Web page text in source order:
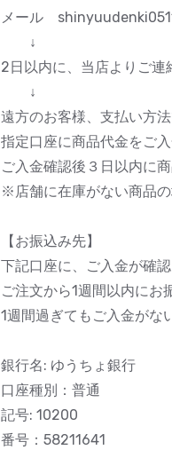
メール
↓
2日以内に、当店よりご連
↓
遠方のお客様、支払い方
指定口座に商品代金をご入
ご入金確認後３日以内に
※店舗に在庫がない商品
【お振込み先】
下記口座に、ご入金が確
ご注文から1週間以内にお
1週間過ぎてもご入金がな
銀行名: ゆうちょ銀行
口座種別：普通
記号: 10200
番号：58211641